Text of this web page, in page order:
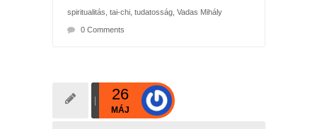
spiritualitás tai-chi, tudatosság, Vadas Mihály
0 Comments
26
MÁJ